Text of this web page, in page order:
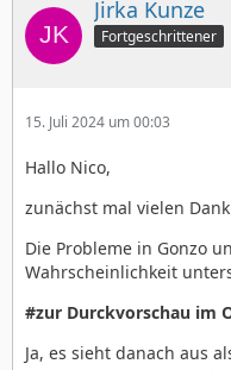
Jirka Kunze
Fortgeschrittener
15. Juli 2024 um 00:03
Hallo Nico,
zunächst mal vielen
Die Probleme in Gonzo
Wahrscheinlichkeit
#zur Durckvorschau im
Ja, es sieht danach aus